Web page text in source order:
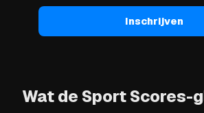
Inschrijven
Wat de Sport Scores-